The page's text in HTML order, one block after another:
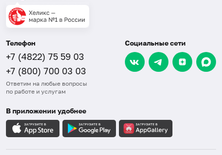
Телефон
+7 (4822) 75 59 03
+7 (800) 700 03 03
Ответим на любые вопросы
по работе и услугам
Социальные сети
В приложении удобнее